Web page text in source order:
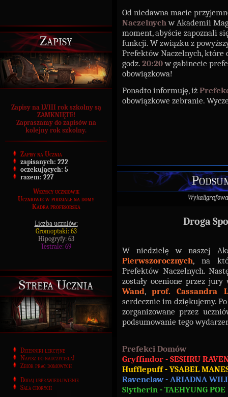
Zapisy
Zapisy na LVIII rok szkolny są
ZAMKNIĘTE!
Zapraszamy do zapisów na
kolejny rok szkolny.
Zapisy na Ucznia
zapisanych: 222
oczekujących: 5
razem: 227
Wszyscy uczniowie
Uczniowie w podziale na domy
Kadra profesorska
Liczba uczniów:
Gromoptaki: 63
Hipogryfy: 63
Testrale: 69
Strefa Ucznia
Dzienniki lekcyjne
Napisz do nauczyciela!
Zbiór prac domowych
Dodaj usprawiedliwienie
Sala chorych
Od niedawna macie
Naczelnychw Akademii
moment, abyście zapoznali
funkcji. W związku z
Prefektów Naczelnych,
godz. 20:20w gabinecie
obowiązkowa!
Ponadto informuję, iż
obowiązkowe zebranie.
Droga
W niedzielę w naszej
Pierwszorocznych, na
Prefektów Naczelnych.
zostały ocenione przez
Wand,prof. Cassandra
serdecznie im dziękujemy.
zorganizowane przez
podsumowanie tego
Prefekci Domów
Gryffindor - SESHRU
Hufflepuff - YSABEL
Ravenclaw - ARIADNA
Slytherin - TAEHYUNG POE